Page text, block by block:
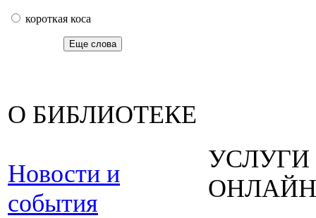
короткая коса
Еще слова
О БИБЛИОТЕКЕ
Новости и
события
УСЛУГИ
ОНЛАЙН